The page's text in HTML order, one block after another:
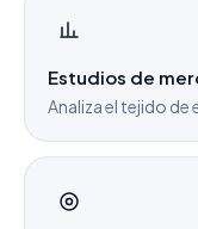
Estudios de
Analiza el tejido de